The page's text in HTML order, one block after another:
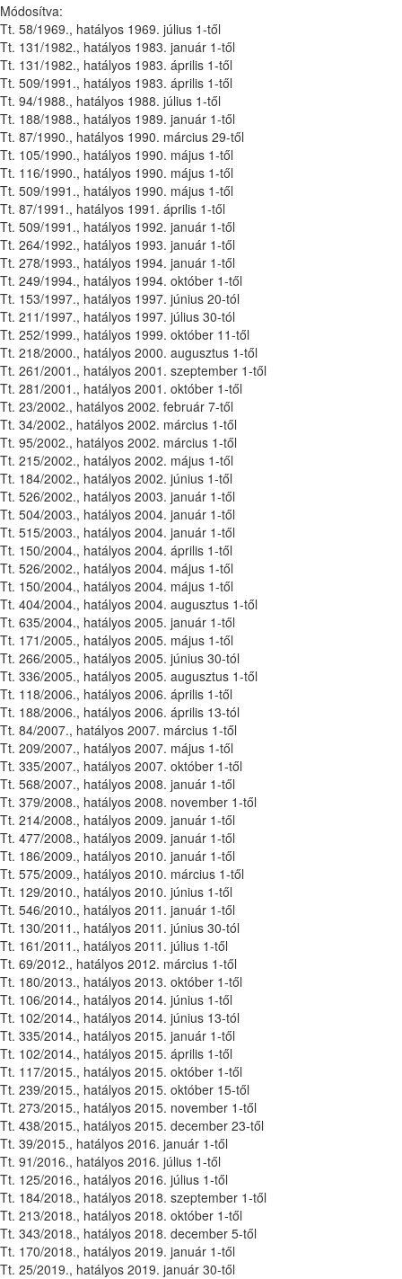
Módosítva:
Tt. 58/1969., hatályos 1969. július 1-től
Tt. 131/1982., hatályos 1983. január 1-től
Tt. 131/1982., hatályos 1983. április 1-től
Tt. 509/1991., hatályos 1983. április 1-től
Tt. 94/1988., hatályos 1988. július 1-től
Tt. 188/1988., hatályos 1989. január 1-től
Tt. 87/1990., hatályos 1990. március 29-től
Tt. 105/1990., hatályos 1990. május 1-től
Tt. 116/1990., hatályos 1990. május 1-től
Tt. 509/1991., hatályos 1990. május 1-től
Tt. 87/1991., hatályos 1991. április 1-től
Tt. 509/1991., hatályos 1992. január 1-től
Tt. 264/1992., hatályos 1993. január 1-től
Tt. 278/1993., hatályos 1994. január 1-től
Tt. 249/1994., hatályos 1994. október 1-től
Tt. 153/1997., hatályos 1997. június 20-tól
Tt. 211/1997., hatályos 1997. július 30-tól
Tt. 252/1999., hatályos 1999. október 11-től
Tt. 218/2000., hatályos 2000. augusztus 1-től
Tt. 261/2001., hatályos 2001. szeptember 1-től
Tt. 281/2001., hatályos 2001. október 1-től
Tt. 23/2002., hatályos 2002. február 7-től
Tt. 34/2002., hatályos 2002. március 1-től
Tt. 95/2002., hatályos 2002. március 1-től
Tt. 215/2002., hatályos 2002. május 1-től
Tt. 184/2002., hatályos 2002. június 1-től
Tt. 526/2002., hatályos 2003. január 1-től
Tt. 504/2003., hatályos 2004. január 1-től
Tt. 515/2003., hatályos 2004. január 1-től
Tt. 150/2004., hatályos 2004. április 1-től
Tt. 526/2002., hatályos 2004. május 1-től
Tt. 150/2004., hatályos 2004. május 1-től
Tt. 404/2004., hatályos 2004. augusztus 1-től
Tt. 635/2004., hatályos 2005. január 1-től
Tt. 171/2005., hatályos 2005. május 1-től
Tt. 266/2005., hatályos 2005. június 30-tól
Tt. 336/2005., hatályos 2005. augusztus 1-től
Tt. 118/2006., hatályos 2006. április 1-től
Tt. 188/2006., hatályos 2006. április 13-tól
Tt. 84/2007., hatályos 2007. március 1-től
Tt. 209/2007., hatályos 2007. május 1-től
Tt. 335/2007., hatályos 2007. október 1-től
Tt. 568/2007., hatályos 2008. január 1-től
Tt. 379/2008., hatályos 2008. november 1-től
Tt. 214/2008., hatályos 2009. január 1-től
Tt. 477/2008., hatályos 2009. január 1-től
Tt. 186/2009., hatályos 2010. január 1-től
Tt. 575/2009., hatályos 2010. március 1-től
Tt. 129/2010., hatályos 2010. június 1-től
Tt. 546/2010., hatályos 2011. január 1-től
Tt. 130/2011., hatályos 2011. június 30-tól
Tt. 161/2011., hatályos 2011. július 1-től
Tt. 69/2012., hatályos 2012. március 1-től
Tt. 180/2013., hatályos 2013. október 1-től
Tt. 106/2014., hatályos 2014. június 1-től
Tt. 102/2014., hatályos 2014. június 13-tól
Tt. 335/2014., hatályos 2015. január 1-től
Tt. 102/2014., hatályos 2015. április 1-től
Tt. 117/2015., hatályos 2015. október 1-től
Tt. 239/2015., hatályos 2015. október 15-től
Tt. 273/2015., hatályos 2015. november 1-től
Tt. 438/2015., hatályos 2015. december 23-től
Tt. 39/2015., hatályos 2016. január 1-től
Tt. 91/2016., hatályos 2016. július 1-től
Tt. 125/2016., hatályos 2016. július 1-től
Tt. 184/2018., hatályos 2018. szeptember 1-től
Tt. 213/2018., hatályos 2018. október 1-től
Tt. 343/2018., hatályos 2018. december 5-től
Tt. 170/2018., hatályos 2019. január 1-től
Tt. 25/2019., hatályos 2019. január 30-től